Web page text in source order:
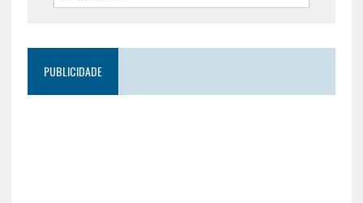
PUBLICIDADE